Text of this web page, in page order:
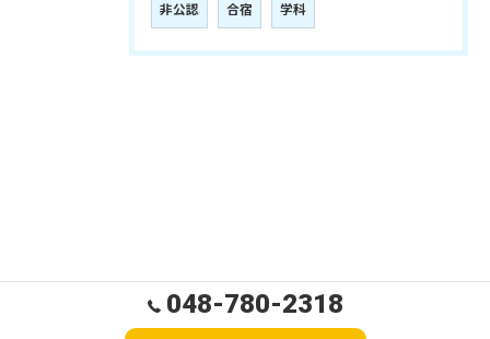
非公認 合宿 学科
048-780-2318